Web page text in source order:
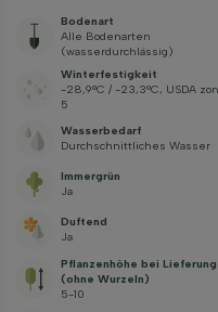
Bodenart
Alle Bodenarten
(wasserdurchlässig)
Winterfestigkeit
-28,9°C / -23,3°C, USDA
5
Wasserbedarf
Durchschnittliches Wasser
Immergrün
Ja
Duftend
Ja
Pflanzenhöhe bei Lieferung
(ohne Wurzeln)
5-10